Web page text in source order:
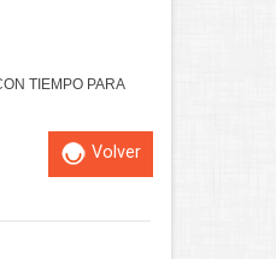
TIEMPO PARA
Volver